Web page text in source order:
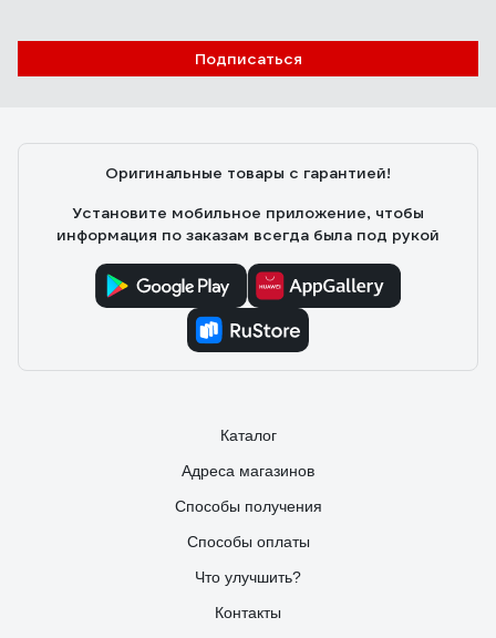
Подписаться
Оригинальные товары с гарантией!
Установите мобильное приложение, чтобы
информация по заказам всегда была под рукой
Каталог
Адреса магазинов
Способы получения
Способы оплаты
Что улучшить?
Контакты